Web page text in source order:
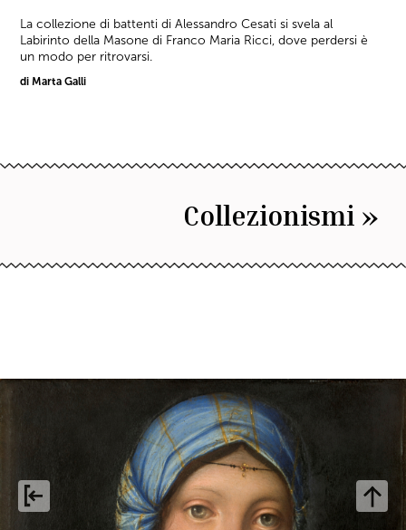
La collezione di battenti di Alessandro Cesati si svela al
Labirinto della Masone di Franco Maria Ricci, dove perdersi è
un modo per ritrovarsi.
di Marta Galli
Collezionismi »